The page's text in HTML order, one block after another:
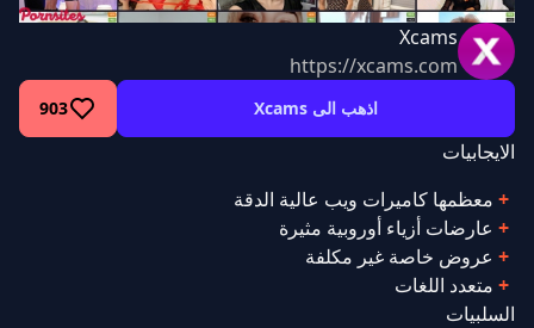
Xcams
https://xcams.com
اذهب الى Xcams 903
الايجابيات
معظمها كاميرات ويب عالية الدقة
عارضات أزياء أوروبية مثيرة
عروض خاصة غير مكلفة
متعدد اللغات
السلبيات